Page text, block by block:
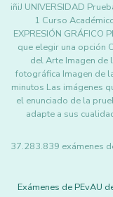
iñiJ UNIVERSIDAD
1 Curso
EXPRESIÓN GRÁFICO
que elegir una opción
del Arte Imagen de
fotográfica Imagen de
minutos Las imágenes
el enunciado de la
adapte a sus
37.283.839 exámenes
Exámenes de PEvAU